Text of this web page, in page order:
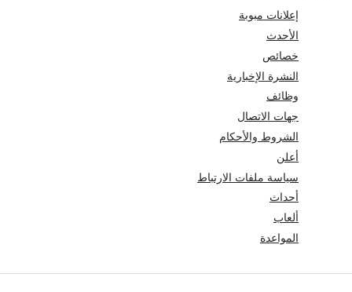
إعلانات مبوبة
الأحدث
خصائص
النشرة الإخبارية
وظائف
جهات الاتصال
الشروط والأحكام
أعلن
سياسة ملفات الارتباط
أحداث
ألعاب
المواعدة